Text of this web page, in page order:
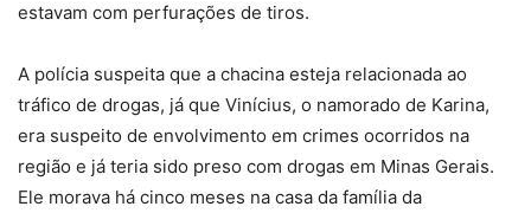
estavam com perfurações de tiros.
A polícia suspeita que a chacina esteja relacionada ao
tráfico de drogas, já que Vinícius, o namorado de Karina,
era suspeito de envolvimento em crimes ocorridos na
região e já teria sido preso com drogas em Minas Gerais.
Ele morava há cinco meses na casa da família da